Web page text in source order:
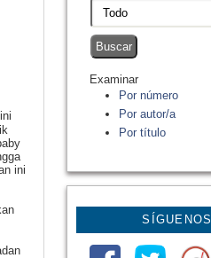
Examinar
Por número
Por autor/a
Por título
SÍGUENOS
ini